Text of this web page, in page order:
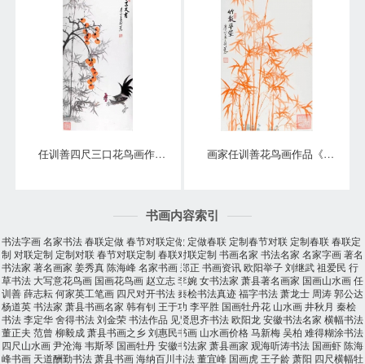
任训善四尺三口花鸟画作品《事事大吉》 画家任训善花鸟画作品《竹报平安》
书画内容索引
书法字画名家书法春联定做春节对联定做 定做春联 定制春节对联 定制春联春联定
制 对联定制 定制对联春节对联定制 春联对联定制 书画名家 书法名家 名家字画著名
书法家 著名画家 姜秀真陈海峰名家书画郑正 书画资讯欧阳举子刘继武祖爱民 行
草书法 大写意花鸟画 国画花鸟画 赵立志李婉女书法家 萧县著名画家 国画山水画任
训善薛志耘何家英工笔画 四尺对开书法秦桧书法真迹福字书法萧龙士 周涛郭公达
杨道英书法家 萧县书画名家 韩有钊 王于功 李平胜 国画牡丹花 山水画井秋月 秦桧
书法李定华舍得书法刘金荣书法作品 见贤思齐书法欧阳龙安徽书法名家 横幅书法
董正夫 范曾 柳毅成萧县书画之乡刘惠民书画 山水画价格马新梅吴柏 难得糊涂书法
四尺山水画尹沧海韦斯琴 国画牡丹安徽书法家 萧县画家 观海听涛书法 国画虾陈海
峰书画 天道酬勤书法萧县书画海纳百川书法董宜峰 国画虎 王子龄萧阳 四尺横幅牡